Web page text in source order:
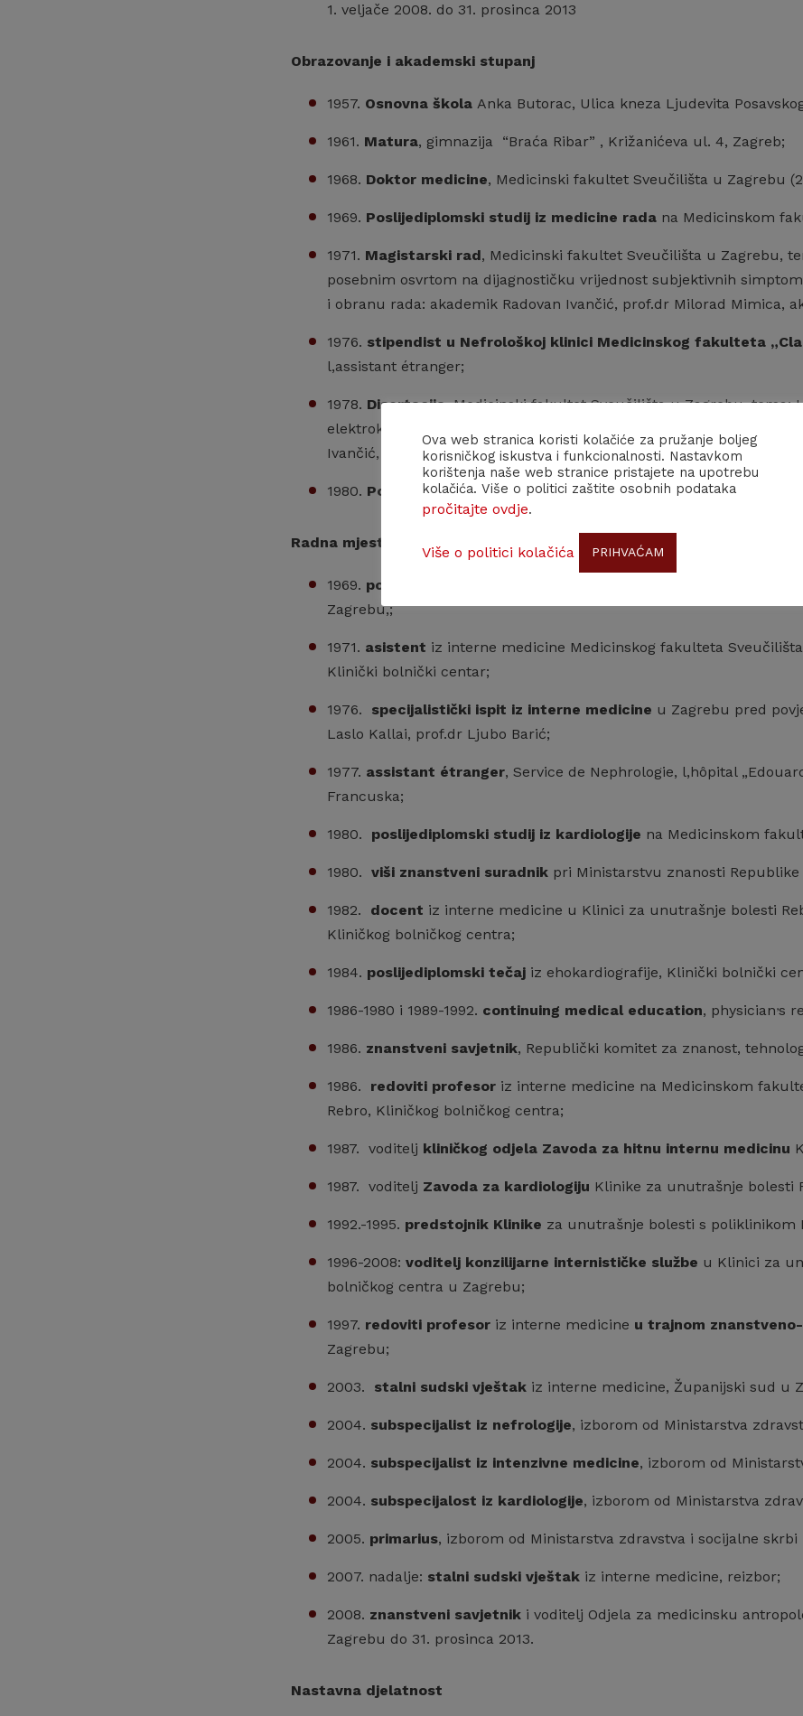
1. veljače 2008. do 31. prosinca 2013
Obrazovanje i akademski stupanj
1957. Osnovna škola Anka Butorac, Ulica kneza Ljudevita
1961. Matura, gimnazija “Braća Ribar” , Križanićeva ul. 4, Zagreb;
1968. Doktor medicine, Medicinski fakultet Sveučilišta u Zagrebu
1969. Poslijediplomski studij iz medicine rada na Medicinskom
1971. Magistarski rad, Medicinski fakultet Sveučilišta u Zagrebu,
posebnim osvrtom na dijagnostičku vrijednost subjektivnih
i obranu rada: akademik Radovan Ivančić, prof.dr Milorad Mimica,
1976. stipendist u Nefrološkoj klinici Medicinskog fakulteta
l,assistant étranger;
1978. Disertacija, Medicinski fakultet Sveučilišta u Zagrebu, tema:
elektrokardiograma u populaciji, mentor prof.dr Milorad Mimica,
Ivančić, prof.dr Zdenko Radošević, prof.dr Milorad Mimica;
1980. Poslijediplomski studij iz kardiologijena Medicinskom
Radna mjesta, usavršavanje i znanstveni stupanj
1969. poslijediplomski studij iz higijene rada
, Škola narodnog
Zagrebu,;
1971. asistent iz interne medicine Medicinskog fakulteta
Klinički bolnički centar;
1976. specijalistički ispit iz interne medicine u Zagrebu pred
Laslo Kallai, prof.dr Ljubo Barić;
1977. assistant étranger, Service de Nephrologie, l,hôpital
Francuska;
1980. poslijediplomski studij iz kardiologije na Medicinskom
1980. viši znanstveni suradnik pri Ministarstvu znanosti
1982. docent iz interne medicine u Klinici za unutrašnje bolesti
Kliničkog bolničkog centra;
1984. poslijediplomski tečaj iz ehokardiografije, Klinički bolnički
1986-1980 i 1989-1992. continuing medical education, physician,s
1986. znanstveni savjetnik, Republički komitet za znanost,
1986. redoviti profesor iz interne medicine na Medicinskom
Rebro, Kliničkog bolničkog centra;
1987. voditelj kliničkog odjela Zavoda za hitnu internu medicinu
1987. voditelj Zavoda za kardiologiju Klinike za unutrašnje bolesti
1992.-1995. predstojnik Klinike za unutrašnje bolesti s poliklinikom
1996-2008: voditelj konzilijarne internističke službe u Klinici za
bolničkog centra u Zagrebu;
1997. redoviti profesor iz interne medicine u trajnom
Zagrebu;
2003. stalni sudski vještak iz interne medicine, Županijski sud u
2004. subspecijalist iz nefrologije, izborom od Ministarstva
2004. subspecijalist iz intenzivne medicine, izborom od
2004. subspecijalost iz kardiologije, izborom od Ministarstva
2005. primarius, izborom od Ministarstva zdravstva i socijalne skrbi
2007. nadalje: stalni sudski vještak iz interne medicine, reizbor;
2008. znanstveni savjetnik i voditelj Odjela za medicinsku
Zagrebu do 31. prosinca 2013.
Nastavna djelatnost
Ova web stranica koristi kolačiće za pružanje boljeg
korisničkog iskustva i funkcionalnosti. Nastavkom
korištenja naše web stranice pristajete na upotrebu
kolačića. Više o politici zaštite osobnih podataka
pročitajte ovdje.
Više o politici kolačića PRIHVAĆAM